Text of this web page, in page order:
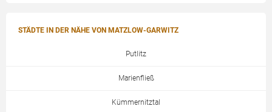
STÄDTE IN DER NÄHE VON MATZLOW-GARWITZ
Putlitz
Marienfließ
Kümmernitztal